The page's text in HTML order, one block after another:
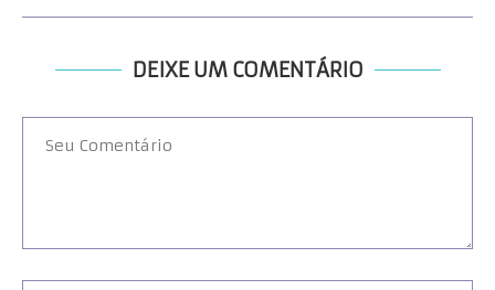
DEIXE UM COMENTÁRIO